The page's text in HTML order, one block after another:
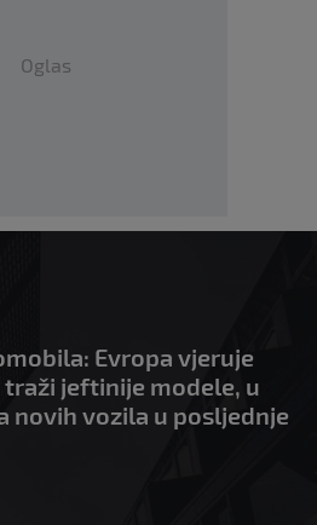
Oglas
Evropa vjeruje
jeftinije modele, u
novih vozila u posljednje